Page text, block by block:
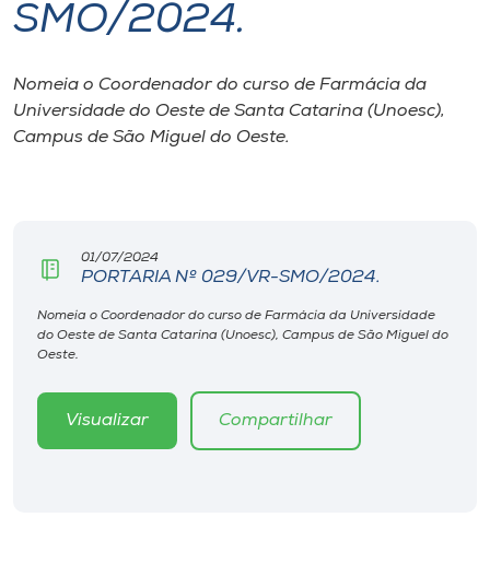
I.nova
Diplomados
Editora
Rádio
SMO/2024.
Nomeia o Coordenador do curso de Farmácia da
Universidade do Oeste de Santa Catarina (Unoesc),
Campus de São Miguel do Oeste.
01/07/2024
PORTARIA Nº 029/VR-SMO/2024.
Nomeia o Coordenador do curso de Farmácia da Universidade
do Oeste de Santa Catarina (Unoesc), Campus de São Miguel do
Oeste.
Visualizar Compartilhar